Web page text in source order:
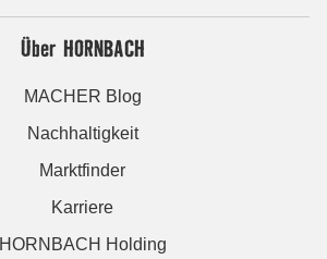
Über HORNBACH
MACHER Blog
Nachhaltigkeit
Marktfinder
Karriere
HORNBACH Holding